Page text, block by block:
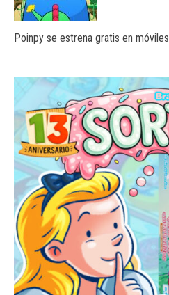
Poinpy se estrena gratis en móviles